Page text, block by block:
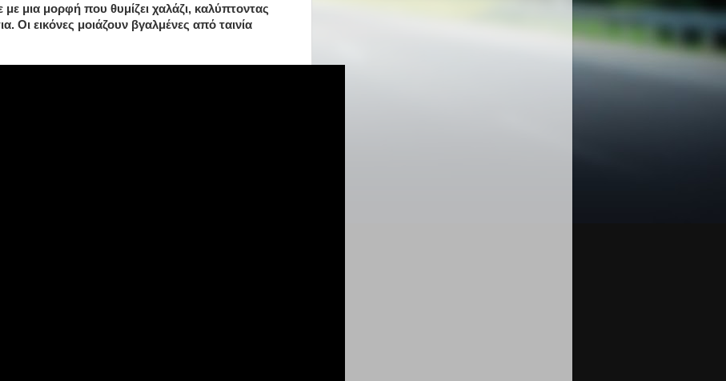
μια μορφή που θυμίζει χαλάζι, καλύπτοντας
Οι εικόνες μοιάζουν βγαλμένες από ταινία